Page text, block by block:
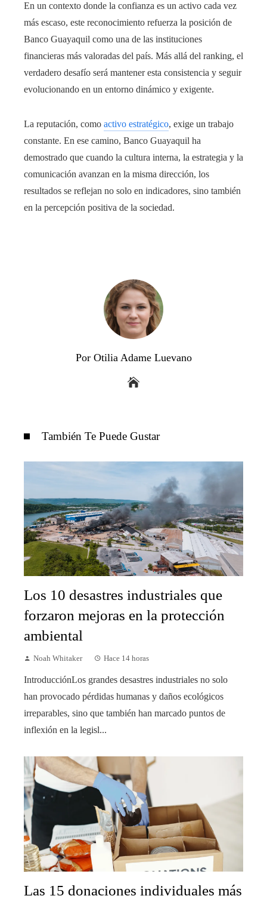
En un contexto donde la confianza es un activo cada vez
más escaso, este reconocimiento refuerza la posición de
Banco Guayaquil como una de las instituciones
financieras más valoradas del país. Más allá del ranking, el
verdadero desafío será mantener esta consistencia y seguir
evolucionando en un entorno dinámico y exigente.
La reputación, como activo estratégico, exige un trabajo
constante. En ese camino, Banco Guayaquil ha
demostrado que cuando la cultura interna, la estrategia y la
comunicación avanzan en la misma dirección, los
resultados se reflejan no solo en indicadores, sino también
en la percepción positiva de la sociedad.
Por Otilia Adame Luevano
También Te Puede Gustar
Los 10 desastres industriales que
forzaron mejoras en la protección
ambiental
Noah Whitaker Hace 14 horas
IntroducciónLos grandes desastres industriales no solo
han provocado pérdidas humanas y daños ecológicos
irreparables, sino que también han marcado puntos de
inflexión en la legisl...
Las 15 donaciones individuales más